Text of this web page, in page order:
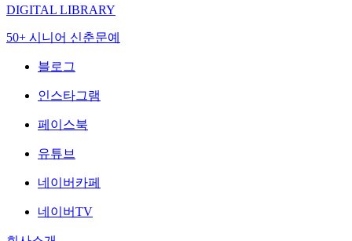
DIGITAL LIBRARY
50+ 시니어 신춘문예
블로그
인스타그램
페이스북
유튜브
네이버카페
네이버TV